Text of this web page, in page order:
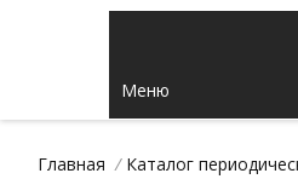
Меню
Главная / Каталог